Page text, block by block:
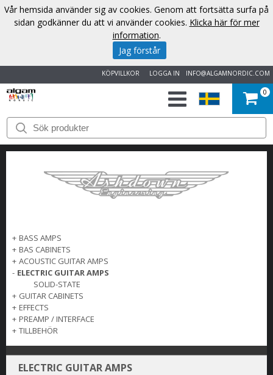
INFO@ALGAMNORDIC.COM
LOGGA IN
KÖPVILLKOR
START
VARUMÄRKEN
NYHETER
OSS
KONTAKT
0
+ BASS AMPS
+ BAS CABINETS
+ ACOUSTIC GUITAR AMPS
- ELECTRIC GUITAR AMPS
SOLID-STATE
+ GUITAR CABINETS
+ EFFECTS
+ PREAMP / INTERFACE
+ TILLBEHÖR
ELECTRIC GUITAR AMPS
Vår hemsida använder sig av cookies. Genom att fortsätta surfa på
sidan godkänner du att vi använder cookies. Klicka här för mer
information.
Jag förstår